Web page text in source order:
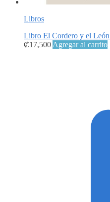
Libros
Libro El Cordero y el
₡17,500 Agregar al carrito